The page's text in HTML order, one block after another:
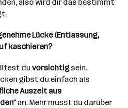
also wird dir das bestimmt
Lücke (Entlassung,
kaschieren?
du vorsichtig sein.
gibst du einfach als
Auszeit aus
an. Mehr musst du darüber